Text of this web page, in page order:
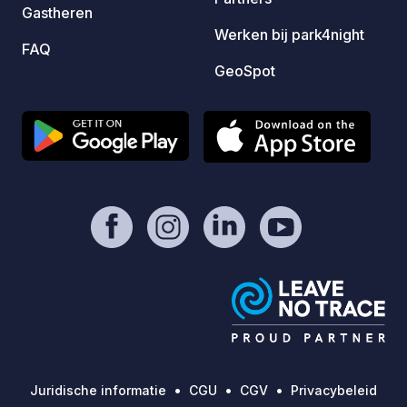
nacht • Watertank legen en vullen: € 4.
Gastheren
FAQ
Werken bij park4night
GeoSpot
Juridische informatie CGU CGV
Privacybeleid